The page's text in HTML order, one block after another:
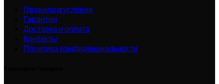
Правила и условия
Гарантии
Доставка и оплата
Контакты
Политика конфиденциальности